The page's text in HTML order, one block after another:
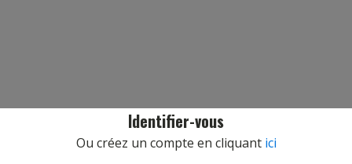
Identifier-vous
Ou créez un compte en cliquant ici